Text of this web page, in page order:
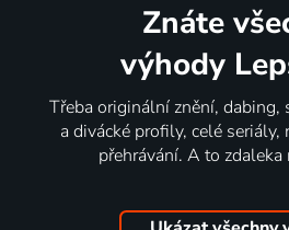
Znáte
výhody
Třeba originální znění, dabing,
a divácké profily, celé
přehrávání. A to zdaleka